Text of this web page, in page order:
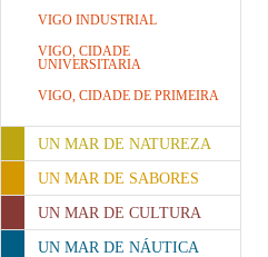
VIGO INDUSTRIAL
VIGO, CIDADE
UNIVERSITARIA
VIGO, CIDADE DE PRIMEIRA
UN MAR DE NATUREZA
UN MAR DE SABORES
UN MAR DE CULTURA
UN MAR DE NÁUTICA